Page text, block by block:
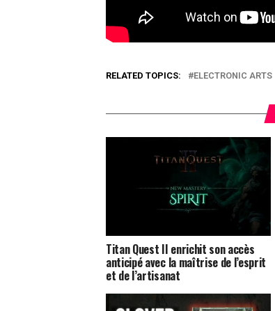
RELATED TOPICS: ELECTRONIC ARTS
Titan Quest II enrichit son accès
anticipé avec la maîtrise de l’esprit
et de l’artisanat